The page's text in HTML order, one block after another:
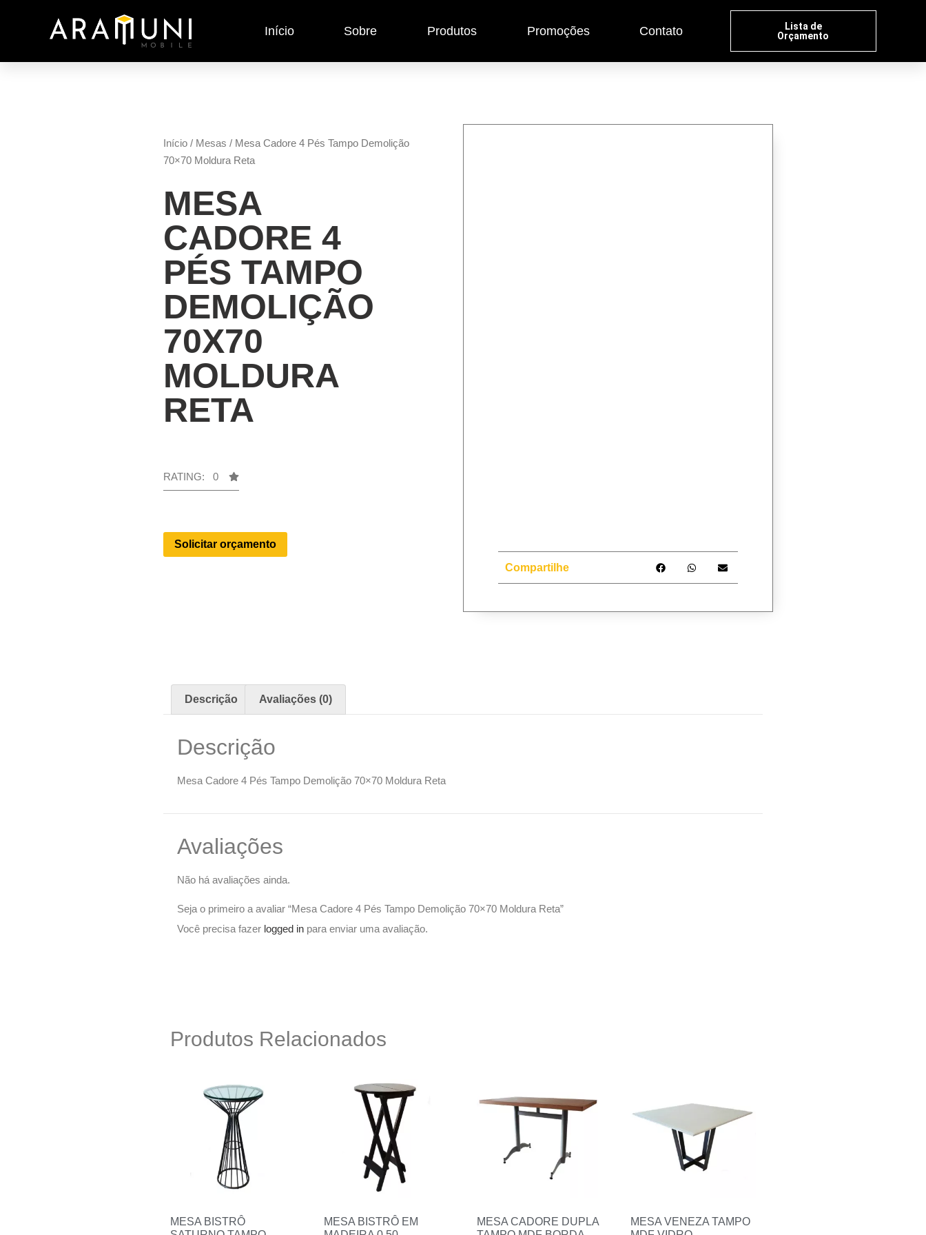
Início Sobre Produtos Promoções Contato
Lista de
Orçamento
Início / Mesas / Mesa Cadore 4 Pés Tampo Demolição
70×70 Moldura Reta
MESA
CADORE 4
PÉS TAMPO
DEMOLIÇÃO
70X70
MOLDURA
RETA
RATING: 0
Solicitar orçamento
Compartilhe
Descrição Avaliações (0)
Descrição
Mesa Cadore 4 Pés Tampo Demolição 70×70 Moldura Reta
Avaliações
Não há avaliações ainda.
Seja o primeiro a avaliar “Mesa Cadore 4 Pés Tampo Demolição 70×70 Moldura Reta”
Você precisa fazer logged in para enviar uma avaliação.
Produtos Relacionados
MESA BISTRÔ
MESA BISTRÔ EM
MESA CADORE DUPLA
MESA VENEZA TAMPO